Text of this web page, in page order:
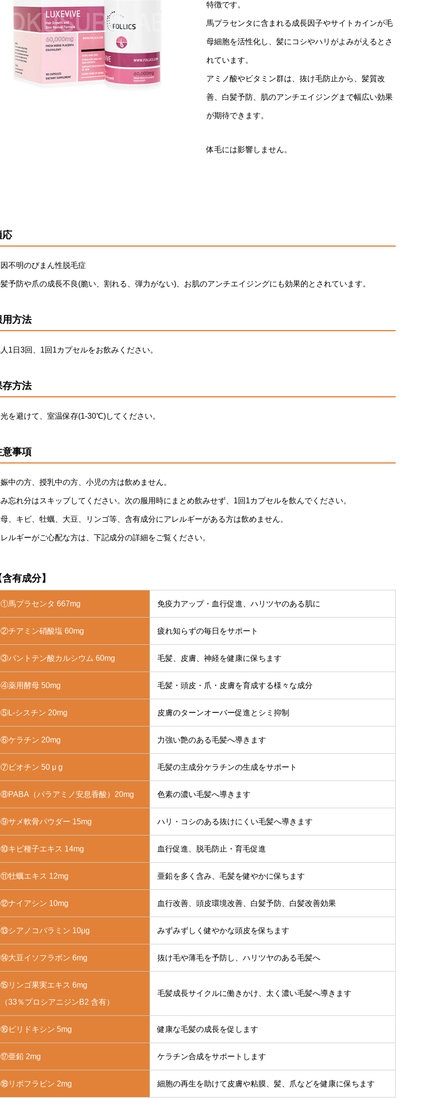
特徴です。
馬プラセンタに含まれる成長因子やサイトカインが毛
母細胞を活性化し、髪にコシやハリがよみがえるとさ
れています。
アミノ酸やビタミン群は、抜け毛防止から、髪質改
善、白髪予防、肌のアンチエイジングまで幅広い効果
が期待できます。
体毛には影響しません。
応
不明のびまん性脱毛症
予防や爪の成長不良(脆い、割れる、弾力がない)、お肌のアンチエイジングにも効果的とされています。
用方法
1日3回、1回1カプセルをお飲みください。
存方法
を避けて、室温保存(1-30℃)してください。
意事項
中の方、授乳中の方、小児の方は飲めません。
忘れ分はスキップしてください。次の服用時にまとめ飲みせず、1回1カプセルを飲んでください。
、キビ、牡蠣、大豆、リンゴ等、含有成分にアレルギーがある方は飲めません。
ルギーがご心配な方は、下記成分の詳細をご覧ください。
有成分】
①馬プラセンタ 667mg 免疫力アップ・血行促進、ハリツヤのある肌に
②チアミン硝酸塩 60mg 疲れ知らずの毎日をサポート
③パントテン酸カルシウム 60mg 毛髪、皮膚、神経を健康に保ちます
④薬用酵母 50mg 毛髪・頭皮・爪・皮膚を育成する様々な成分
⑤L-シスチン 20mg 皮膚のターンオーバー促進とシミ抑制
⑥ケラチン 20mg 力強い艶のある毛髪へ導きます
⑦ビオチン 50 μ g 毛髪の主成分ケラチンの生成をサポート
⑧PABA（パラアミノ安息香酸）20mg 色素の濃い毛髪へ導きます
⑨サメ軟骨パウダー 15mg ハリ・コシのある抜けにくい毛髪へ導きます
⑩キビ種子エキス 14mg 血行促進、脱毛防止・育毛促進
⑪牡蠣エキス 12mg 亜鉛を多く含み、毛髪を健やかに保ちます
⑫ナイアシン 10mg 血行改善、頭皮環境改善、白髪予防、白髪改善効果
⑬シアノコバラミン 10μg みずみずしく健やかな頭皮を保ちます
⑭大豆イソフラボン 6mg 抜け毛や薄毛を予防し、ハリツヤのある毛髪へ
⑮リンゴ果実エキス 6mg
（33％プロシアニジンB2 含有）
毛髪成長サイクルに働きかけ、太く濃い毛髪へ導きます
⑯ピリドキシン 5mg 健康な毛髪の成長を促します
⑰亜鉛 2mg ケラチン合成をサポートします
⑱リボフラビン 2mg 細胞の再生を助けて皮膚や粘膜、髪、爪などを健康に保ちます